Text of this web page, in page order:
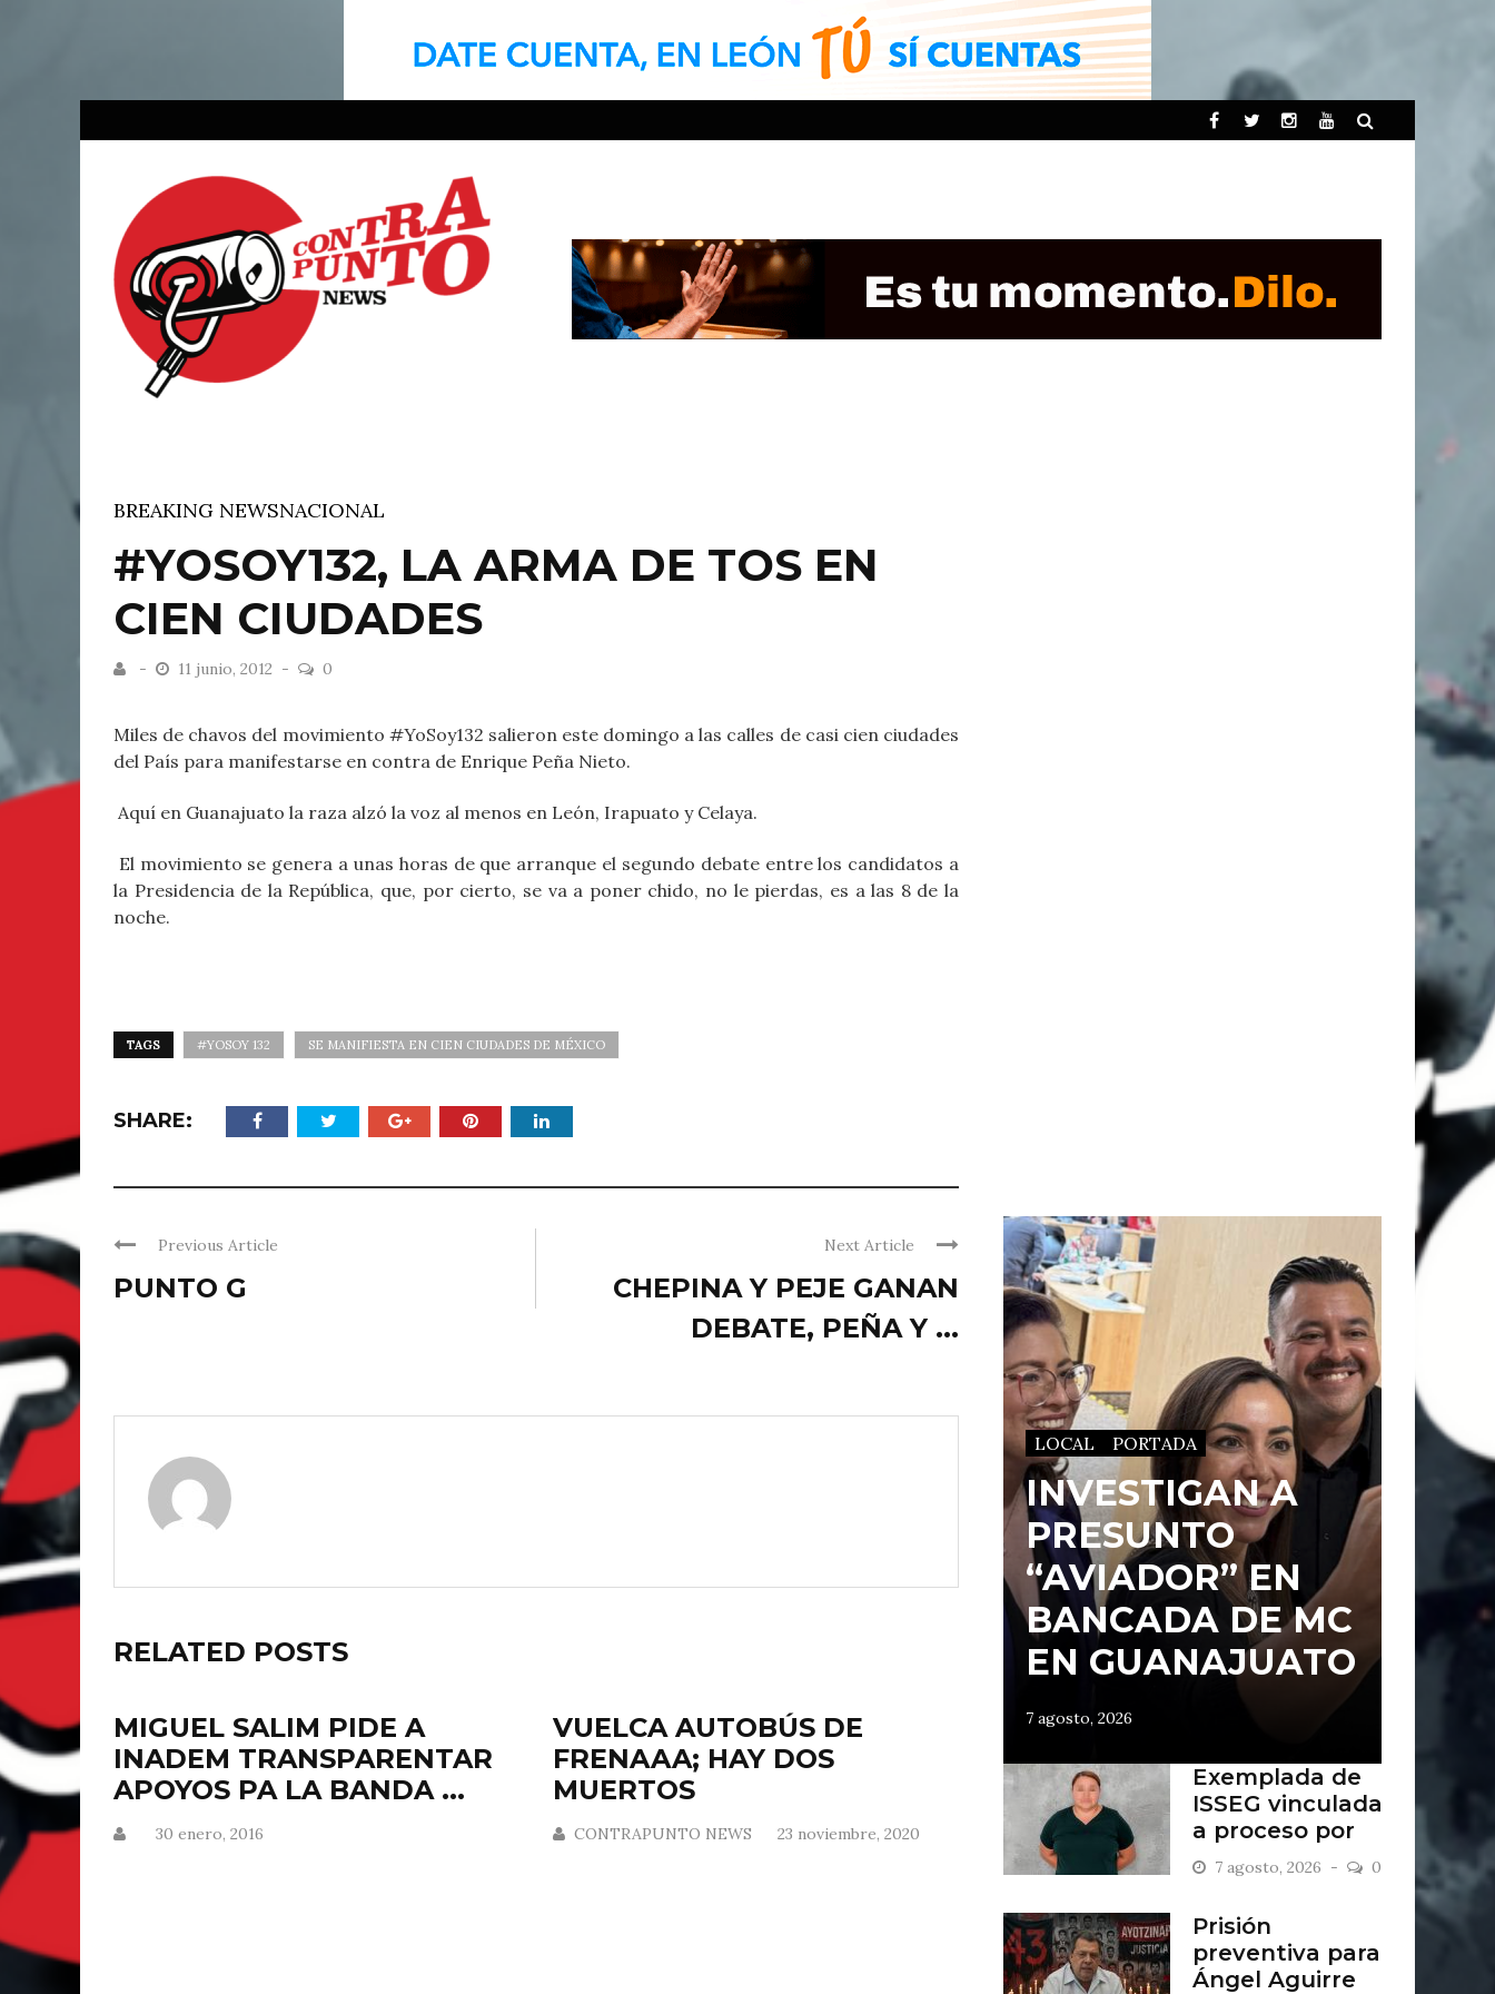
BREAKING NEWSNACIONAL
#YOSOY132, LA ARMA DE TOS EN
CIEN CIUDADES
11 junio, 2012 0
Miles de chavos del movimiento #YoSoy132 salieron este domingo a las calles de casi cien ciudades
del País para manifestarse en contra de Enrique Peña Nieto.
Aquí en Guanajuato la raza alzó la voz al menos en León, Irapuato y Celaya.
El movimiento se genera a unas horas de que arranque el segundo debate entre los candidatos a
la Presidencia de la República, que, por cierto, se va a poner chido, no le pierdas, es a las 8 de la
noche.
TAGS #YOSOY 132 SE MANIFIESTA EN CIEN CIUDADES DE MÉXICO
SHARE:
Previous Article
PUNTO G
Next Article
CHEPINA Y PEJE GANAN
DEBATE, PEÑA Y ...
RELATED POSTS
MIGUEL SALIM PIDE A
INADEM TRANSPARENTAR
APOYOS PA LA BANDA ...
30 enero, 2016
VUELCA AUTOBÚS DE
FRENAAA; HAY DOS
MUERTOS
CONTRAPUNTO NEWS 23 noviembre, 2020
LOCAL PORTADA
INVESTIGAN A
PRESUNTO
“AVIADOR” EN
BANCADA DE MC
EN GUANAJUATO
7 agosto, 2026
Exemplada de
ISSEG vinculada
a proceso por
retiros indebidos
7 agosto, 2026 0
Prisión
preventiva para
Ángel Aguirre